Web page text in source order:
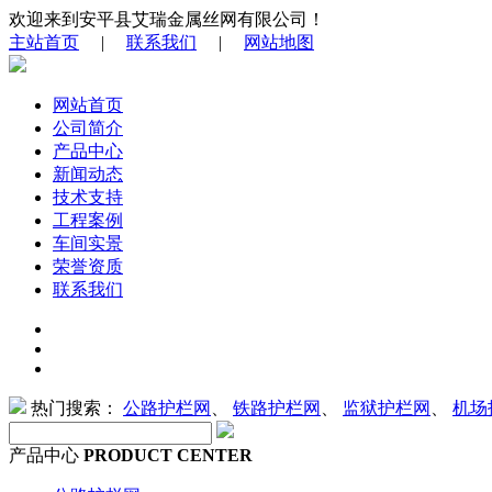
欢迎来到安平县艾瑞金属丝网有限公司！
主站首页 | 联系我们 | 网站地图
网站首页
公司简介
产品中心
新闻动态
技术支持
工程案例
车间实景
荣誉资质
联系我们
热门搜索： 公路护栏网 铁路护栏网 监狱护栏网 机场
产品中心 PRODUCT CENTER